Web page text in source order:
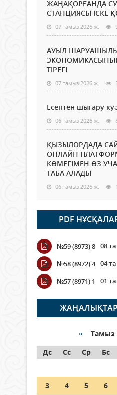
ЖАҢАҚОРҒАНДА
СТАНЦИЯСЫ ІСКЕ
07 тамыз 2026 ж.
АУЫЛ
ЭКОНОМИКАСЫНЫҢ
ТІРЕГІ
07 тамыз 2026 ж.
Есептен шығару
06 тамыз 2026 ж.
ҚЫЗЫЛОРДАДА
ОНЛАЙН
КӨМЕГІМЕН ӨЗ
ТАБА АЛАДЫ
06 тамыз 2026 ж.
Open Air:
полиция
мыңнан астам
қауіпсіздігін
06 тамыз 2026 ж.
Wi-Fi ҚАБЫРҒА
ӨТЕДІ?
06 тамыз 2026 ж.
граждане
05 тамыз 2026 ж.
Шетелде жүрген
азаматтары қалай
PDF
№59 (8973) 8 08
№58 (8972) 4 04
№57 (8971) 1
01
« Тамыз
Дс
Сс Ср Бс
3
4 5 6